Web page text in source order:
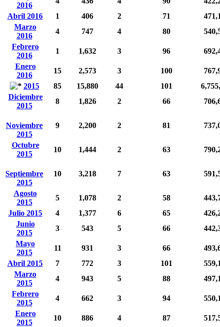
2016
Abril 2016
1 406 2 71
Marzo
2016
4 747 4 80
Febrero
2016
1 1,632 3 96
Enero
2016
15 2,573 3 100
2015
85 15,880 44 101
Diciembre
2015
8 1,826 2 66
Noviembre
2015
9 2,200 2 81
Octubre
2015
10 1,444 2 63
Septiembre
2015
10 3,218 7 63
Agosto
2015
5 1,078 2 58
Julio 2015
4 1,377 6 65
Junio
2015
3 543 5 66
Mayo
2015
11 931 3 66
Abril 2015
7 772 3 101
Marzo
2015
4 943 5 88
Febrero
2015
4 662 3 94
Enero
2015
10 886 4 87